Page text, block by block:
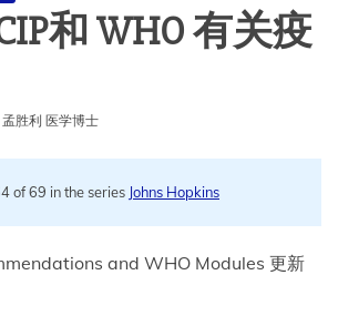
年
龄
年
7
更
新
和 WHO 有关疫
孟胜利 医学博士
of 69 in the series Johns Hopkins
and WHO Modules 更新